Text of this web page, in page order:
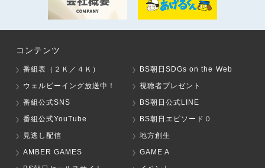
コンテンツ
番組表（２Ｋ／４Ｋ）
BS朝日SDGs on the Web
ウェルビーイング放送中！
視聴者プレゼント
番組公式SNS
BS朝日公式LINE
番組公式YouTube
BS朝日エピソード０
見逃し配信
地方創生
AMBER GAMES
GAME A